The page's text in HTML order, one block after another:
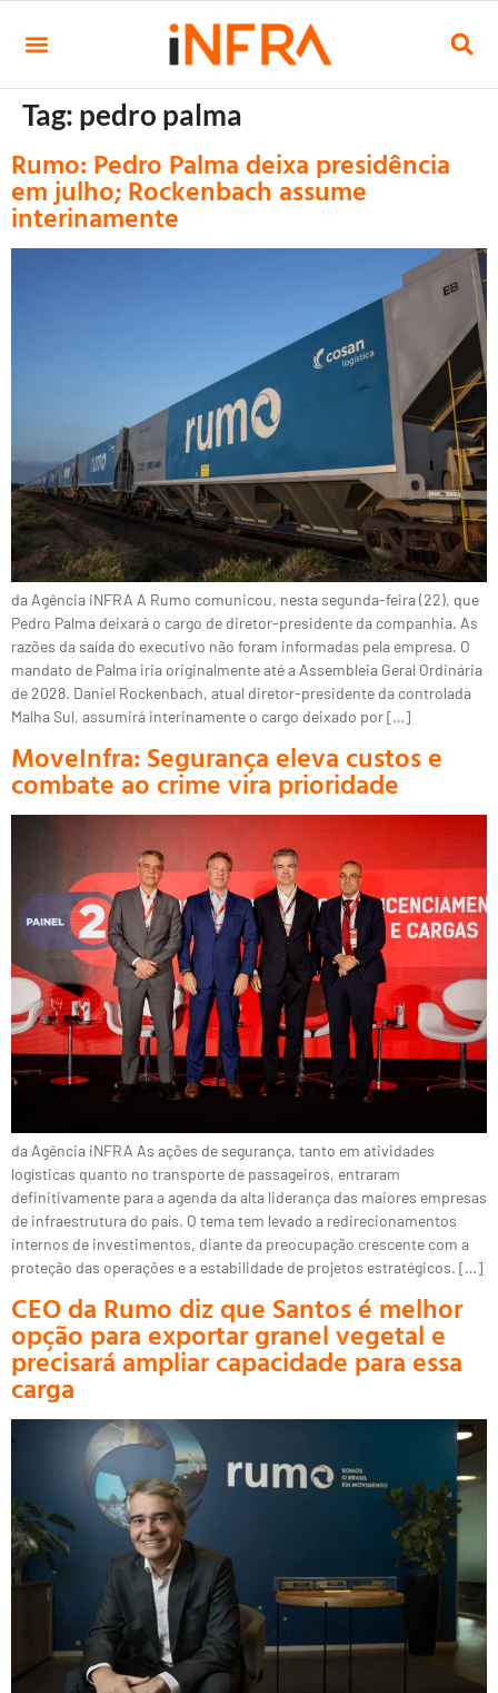
Tag: pedro palma
Rumo: Pedro Palma deixa presidência
em julho; Rockenbach assume
interinamente
da Agência iNFRA A Rumo comunicou, nesta segunda-feira (22), que
Pedro Palma deixará o cargo de diretor-presidente da companhia. As
razões da saída do executivo não foram informadas pela empresa. O
mandato de Palma iria originalmente até a Assembleia Geral Ordinária
de 2028. Daniel Rockenbach, atual diretor-presidente da controlada
Malha Sul, assumirá interinamente o cargo deixado por […]
MoveInfra: Segurança eleva custos e
combate ao crime vira prioridade
da Agência iNFRA As ações de segurança, tanto em atividades
logísticas quanto no transporte de passageiros, entraram
definitivamente para a agenda da alta liderança das maiores empresas
de infraestrutura do país. O tema tem levado a redirecionamentos
internos de investimentos, diante da preocupação crescente com a
proteção das operações e a estabilidade de projetos estratégicos. […]
CEO da Rumo diz que Santos é melhor
opção para exportar granel vegetal e
precisará ampliar capacidade para essa
carga